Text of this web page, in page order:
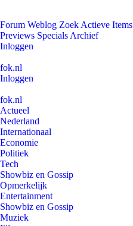
Forum Weblog Zoek Actieve Items
Previews Specials Archief
Inloggen
fok.nl
Inloggen
fok.nl
Actueel
Nederland
Internationaal
Economie
Politiek
Tech
Showbiz en Gossip
Opmerkelijk
Entertainment
Showbiz en Gossip
Muziek